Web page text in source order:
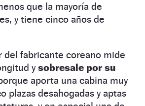
que la mayoría de
y tiene cinco años de
del fabricante coreano mide
ysobresale por su
aporta una cabina muy
plazas desahogadas y aptas